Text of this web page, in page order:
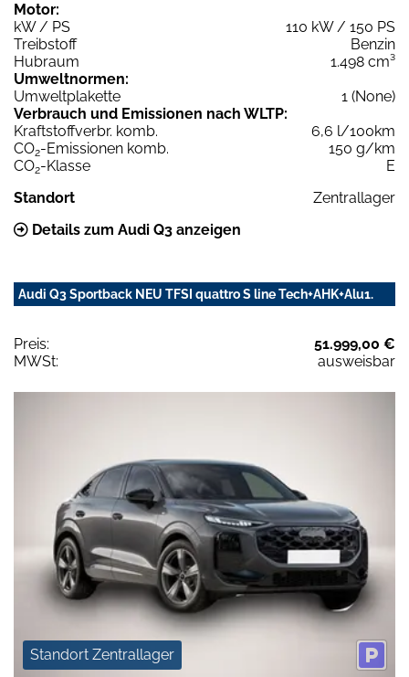
Motor:
kW / PS
110 kW / 150 PS
Treibstoff
Benzin
Hubraum
1.498 cm³
Umweltnormen:
Umweltplakette
1 (None)
Verbrauch und Emissionen nach WLTP:
Kraftstoffverbr. komb.
6,6 l/100km
CO2-Emissionen komb.
150 g/km
CO2-Klasse
E
Standort
Zentrallager
Details zum Audi Q3 anzeigen
Audi Q3 Sportback NEU TFSI quattro S line Tech+AHK+Alu1.
Preis:
51.999,00 €
MWSt:
ausweisbar
Standort Zentrallager